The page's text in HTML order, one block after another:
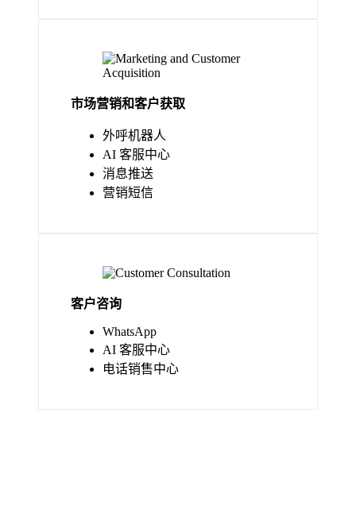
客户咨询
WhatsApp
AI 客服中心
电话销售中心
市场营销和客户获取
外呼机器人
AI 客服中心
消息推送
营销短信